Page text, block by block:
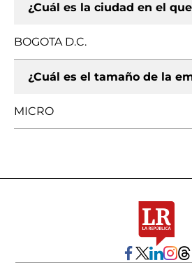
¿Cuál es la ciudad en el
BOGOTA D.C.
¿Cuál es el tamaño de la
MICRO